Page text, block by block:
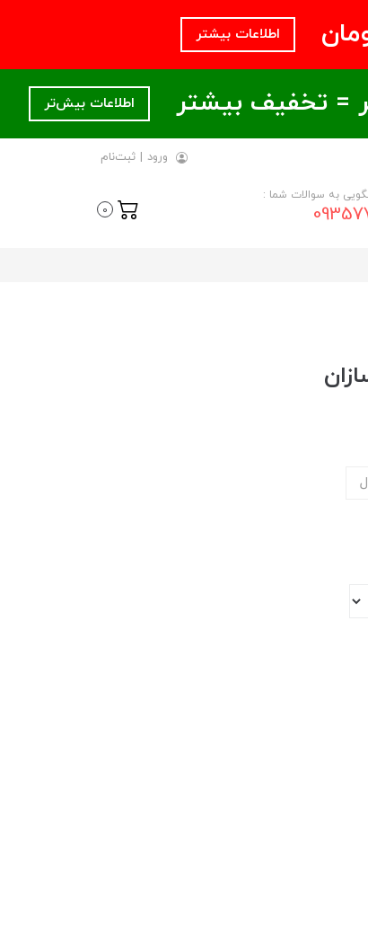
اطلاعات بیشتر
اطلاعات بیش‌تر
ورود | ثبت‌نام
به سوالات شما :
0